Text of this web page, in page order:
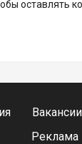
оставлять
Вакансии
Реклама